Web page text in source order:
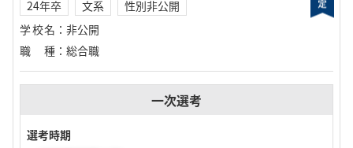
24年卒 文系
性別非公開
学校名 ： 非公開
職種 ： 総合職
一次選考
選考時期